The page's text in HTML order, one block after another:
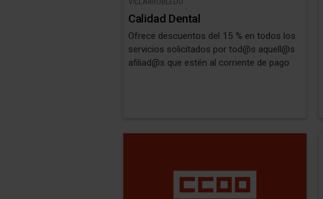
Calidad Dental
Ofrece descuentos del 15 % en todos los
servicios solicitados por tod@s aquell@s
afiliad@s que estén al corriente de pago